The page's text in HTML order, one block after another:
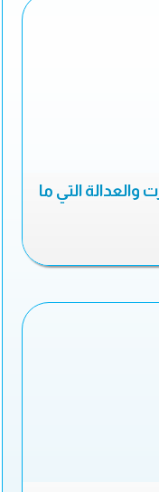
والعدالة التي ما